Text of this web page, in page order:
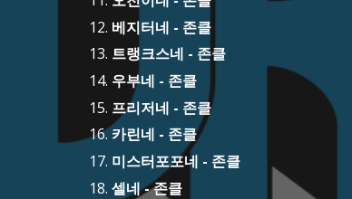
베지터네 - 존클
트랭크스네 - 존클
우부네 - 존클
프리저네 - 존클
카린네 - 존클
미스터포포네 - 존클
셀네 - 존클